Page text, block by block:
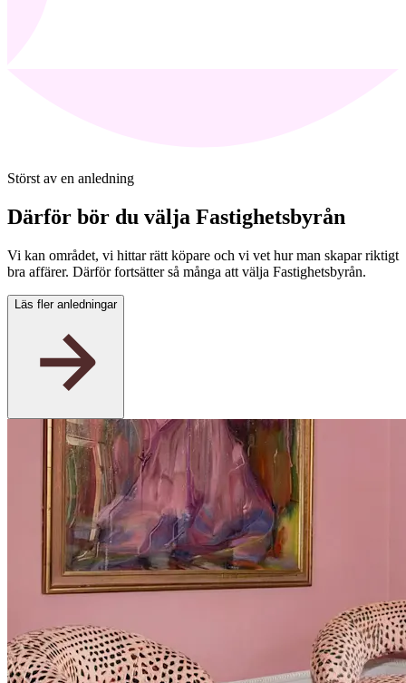
Störst av en anledning
Därför bör du välja Fastighetsbyrån
Vi kan området, vi hittar rätt köpare och vi vet hur man skapar riktigt
bra affärer. Därför fortsätter så många att välja Fastighetsbyrån.
Läs fler anledningar